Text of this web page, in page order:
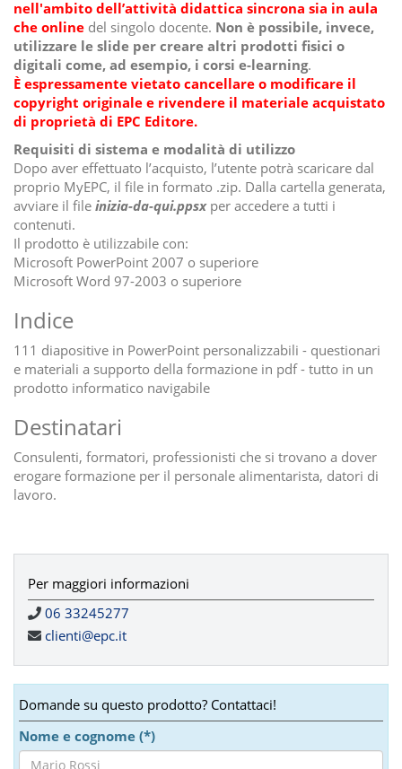
nell'ambito dell’attività didattica sincrona sia in aula
che online del singolo docente. Non è possibile, invece,
utilizzare le slide per creare altri prodotti fisici o
digitali come, ad esempio, i corsi e-learning.
È espressamente vietato cancellare o modificare il
copyright originale e rivendere il materiale acquistato
di proprietà di EPC Editore.
Requisiti di sistema e modalità di utilizzo
Dopo aver effettuato l’acquisto, l’utente potrà scaricare dal
proprio MyEPC, il file in formato .zip. Dalla cartella generata,
avviare il file inizia-da-qui.ppsxper accedere a tutti i
contenuti.
Il prodotto è utilizzabile con:
Microsoft PowerPoint 2007 o superiore
Microsoft Word 97-2003 o superiore
Indice
111 diapositive in PowerPoint personalizzabili - questionari
e materiali a supporto della formazione in pdf - tutto in un
prodotto informatico navigabile
Destinatari
Consulenti, formatori, professionisti che si trovano a dover
erogare formazione per il personale alimentarista, datori di
lavoro.
Per maggiori informazioni
06 33245277
clienti@epc.it
Domande su questo prodotto? Contattaci!
Nome e cognome (*)